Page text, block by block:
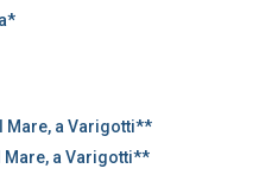
Mare, a Varigotti**
Mare, a Varigotti**